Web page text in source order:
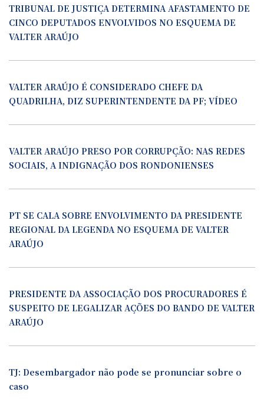
TRIBUNAL DE JUSTIÇA DETERMINA AFASTAMENTO DE
CINCO DEPUTADOS ENVOLVIDOS NO ESQUEMA DE
VALTER ARAÚJO
VALTER ARAÚJO É CONSIDERADO CHEFE DA
QUADRILHA, DIZ SUPERINTENDENTE DA PF; VÍDEO
VALTER ARAÚJO PRESO POR CORRUPÇÃO: NAS REDES
SOCIAIS, A INDIGNAÇÃO DOS RONDONIENSES
PT SE CALA SOBRE ENVOLVIMENTO DA PRESIDENTE
REGIONAL DA LEGENDA NO ESQUEMA DE VALTER
ARAÚJO
PRESIDENTE DA ASSOCIAÇÃO DOS PROCURADORES É
SUSPEITO DE LEGALIZAR AÇÕES DO BANDO DE VALTER
ARAÚJO
TJ: Desembargador não pode se pronunciar sobre o
caso